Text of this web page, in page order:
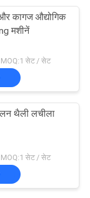
कागज औद्योगिक
मशीनें
MOQ:1 सेट / सेट
थैली लचीला
MOQ:1 सेट / सेट